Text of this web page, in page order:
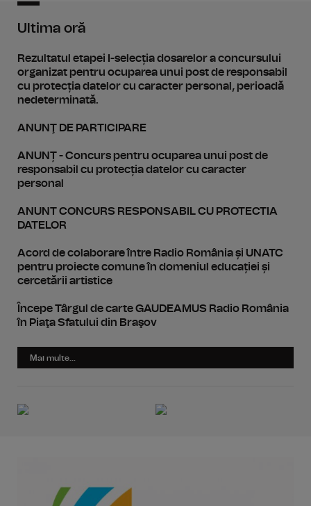
Ultima oră
Rezultatul etapei I-selecția dosarelor a concursului
organizat pentru ocuparea unui post de responsabil
cu protecția datelor cu caracter personal, perioadă
nedeterminată.
ANUNŢ DE PARTICIPARE
ANUNȚ - Concurs pentru ocuparea unui post de
responsabil cu protecția datelor cu caracter
personal
ANUNT CONCURS RESPONSABIL CU PROTECTIA
DATELOR
Acord de colaborare între Radio România și UNATC
pentru proiecte comune în domeniul educației și
cercetării artistice
Începe Târgul de carte GAUDEAMUS Radio România
în Piaţa Sfatului din Braşov
Mai multe...